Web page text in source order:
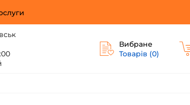
Вибране
Товарів (0)